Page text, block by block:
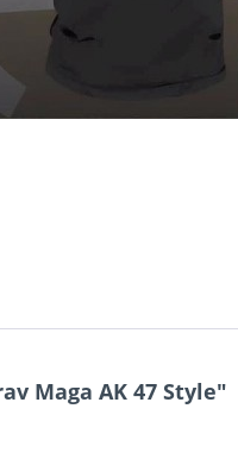
Maga AK 47 Style"